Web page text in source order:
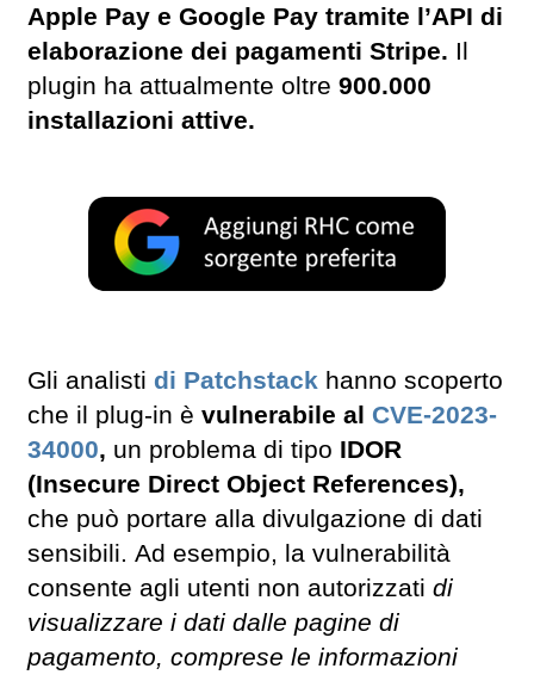
Apple Pay e Google Pay tramite l’API di
elaborazione dei pagamenti Stripe. Il
plugin ha attualmente oltre 900.000
installazioni attive.
Gli analisti di Patchstack hanno scoperto
che il plug-in è vulnerabile al CVE-2023-
34000, un problema di tipo IDOR
(Insecure Direct Object References),
che può portare alla divulgazione di dati
sensibili. Ad esempio, la vulnerabilità
consente agli utenti non autorizzati di
visualizzare i dati dalle pagine di
pagamento, comprese le informazioni